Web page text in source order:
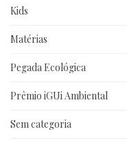
Kids
Matérias
Pegada Ecológica
Prêmio iGUi Ambiental
Sem categoria